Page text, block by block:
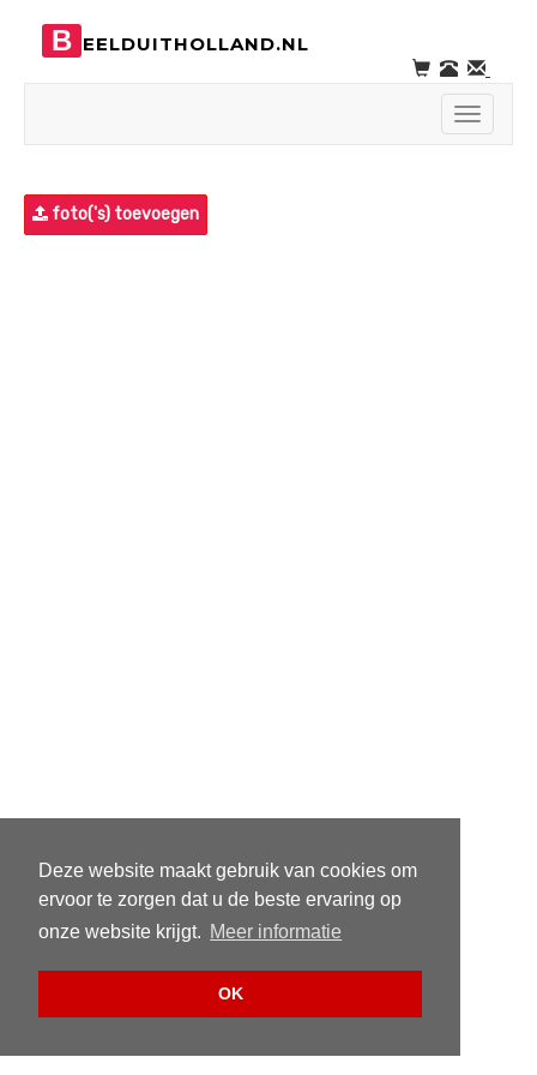
Deze website maakt gebruik van cookies om
ervoor te zorgen dat u de beste ervaring op
onze website krijgt. Meer informatie
OK
B EELDUITHOLLAND.NL
Toggle
foto('s) toevoegen